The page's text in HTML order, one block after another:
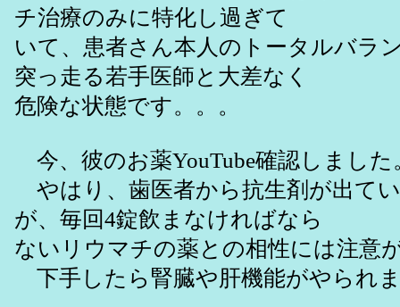
チ治療のみに特化し過ぎて
いて、患者さん本人のトータルバラ
突っ走る若手医師と大差なく
危険な状態です。。。
今、彼のお薬YouTube確認しました
やはり、歯医者から抗生剤が出て
が、毎回4錠飲まなければなら
ないリウマチの薬との相性には注意
下手したら腎臓や肝機能がやられ